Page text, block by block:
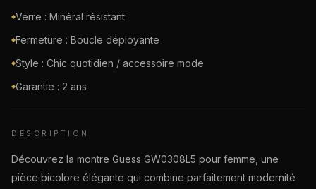
◆Verre : Minéral résistant
◆Fermeture : Boucle déployante
◆Style : Chic quotidien / accessoire mode
◆Garantie : 2 ans
DESCRIPTION
Découvrez la montre Guess GW0308L5 pour femme, une
pièce bicolore élégante qui combine parfaitement modernité